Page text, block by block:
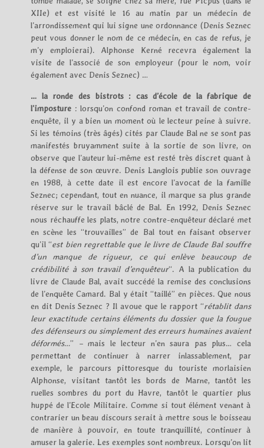
XIIe) et est visité le 16 au matin par un médecin de
l’arrondissement qui lui signe une ordonnance (Denis Seznec
peut vous donner le nom de ce médecin, en cas de refus, je
m’y emploierai). Alphonse Kerné recevra également la
visite de l’associé de son employeur (pour le nom, voir
également avec Denis Seznec) …
… la ronde des bistrots : cas d’école de la fabrique de
l’imposture : lorsqu’on confond roman et travail de contre-
enquête, il y a bien un moment où le lecteur peine à suivre.
Si les témoins (très âgés) cités par Claude Bal ne se sont pas
manifestés bruyamment suite à la sortie de son livre, on
observe que l’auteur lui-même est resté très discret quant à
la défense de son œuvre. Denis Langlois publie son ouvrage
en 1988, à cette date il est encore l’avocat de la famille
Seznec; cependant, tout en nuance, il marque sa plus grande
réserve sur le travail bâclé de Bal. En 1992, Denis Seznec
nous réchauffe les plats, notre contre-enquêteur déclaré met
en scène les “trouvailles” de Bal tout en faisant observer
qu’il “est bien regrettable que le livre de Claude Bal souffre
d’un manque de rigueur, ce qui enlève beaucoup de
crédibilité à son travail d’enquêteur“. A la publication du
livre de Claude Bal, avait succédé la remise des conclusions
de l’enquête Camard. Bal y était “taillé” en pièces. Que nous
en dit Denis Seznec ? Il avoue que le rapport “rétablit dans
leur exactitude certains éléments du dossier que la fougue
des défenseurs ou simplement des erreurs humaines avaient
déformés…” – mais le lecteur n’en saura pas plus… cela
permettant de continuer à narrer inlassablement, par
exemple, le parcours pittoresque du touriste morlaisien
Alphonse, visitant tantôt les bords de Marne, tantôt les
ruelles sombres du port du Havre, tantôt le quartier plus
huppé de l’Ecole Militaire. Comme si tout élément venant à
contrarier un beau discours serait à mettre sous le boisseau
de manière à pouvoir, en toute tranquillité, continuer à
amuser la galerie. Les exemples sont nombreux. Lorsqu’on lit